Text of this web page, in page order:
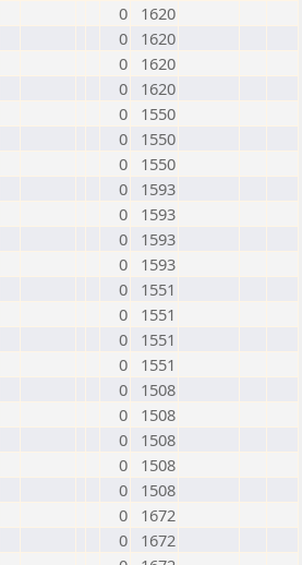
0
1620
0
1620
0
1620
0
1620
0
1550
0
1550
0
1550
0
1593
0
1593
0
1593
0
1593
0
1551
0
1551
0
1551
0
1551
0
1508
0
1508
0
1508
0
1508
0
1508
0
1672
0
1672